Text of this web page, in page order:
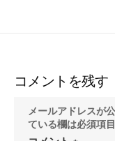
コメントを残す
メールアドレスが
ている欄は必須項